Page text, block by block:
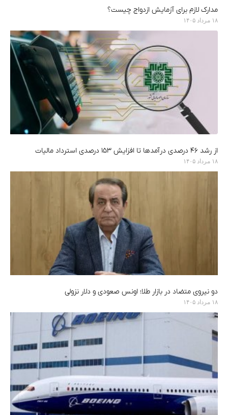
مدارک لازم برای آزمایش ازدواج چیست؟
۱۸ مرداد ۱۴۰۵
از رشد ۴۶ درصدی درآمدها تا افزایش ۱۵۳ درصدی استرداد مالیات
۱۸ مرداد ۱۴۰۵
دو نیروی متضاد در بازار طلا؛ اونس صعودی و دلار نزولی
۱۸ مرداد ۱۴۰۵